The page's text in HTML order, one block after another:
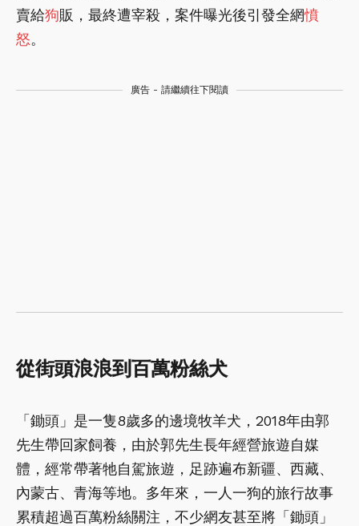
賣給狗販，最終遭宰殺，案件曝光後引發全網憤
怒。
廣告 - 請繼續往下閱讀
從街頭浪浪到百萬粉絲犬
「鋤頭」是一隻8歲多的邊境牧羊犬，2018年由郭
先生帶回家飼養，由於郭先生長年經營旅遊自媒
體，經常帶著牠自駕旅遊，足跡遍布新疆、西藏、
內蒙古、青海等地。多年來，一人一狗的旅行故事
累積超過百萬粉絲關注，不少網友甚至將「鋤頭」